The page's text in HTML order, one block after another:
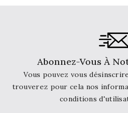
Abonnez-Vous À
Vous pouvez vous
trouverez pour cela nos
conditions